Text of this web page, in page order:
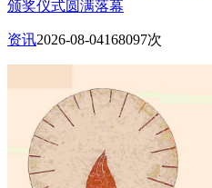
颁奖仪式圆满落幕
资讯2026-08-04168097次